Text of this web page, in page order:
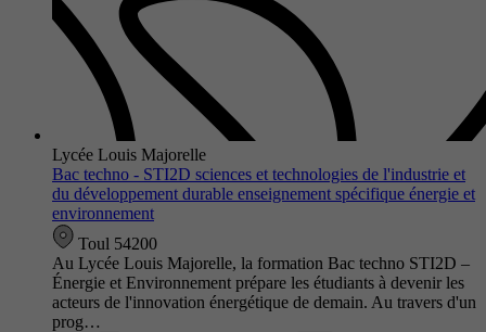
Lycée Louis Majorelle
Bac techno - STI2D sciences et technologies de l'industrie et
du développement durable enseignement spécifique énergie et
environnement
Toul 54200
Au Lycée Louis Majorelle, la formation Bac techno STI2D –
Énergie et Environnement prépare les étudiants à devenir les
acteurs de l'innovation énergétique de demain. Au travers d'un
prog…